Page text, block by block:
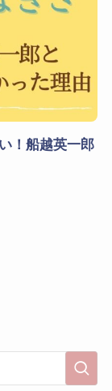
！船越英一郎